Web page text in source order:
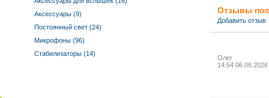
Аксессуары (9)
Постоянный свет (24)
Микрофоны (96)
Стабилизаторы (14)
Отзывы
Добавить отзыв
Олег
14:54 06.08.2026